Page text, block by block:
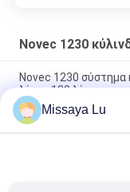
Novec 1230
Novec 1230 σύστημα
λίτρο 180 λίτρο
Novec1230
στο δωμάτιο
Κύλινδρο για
Missaya Lu